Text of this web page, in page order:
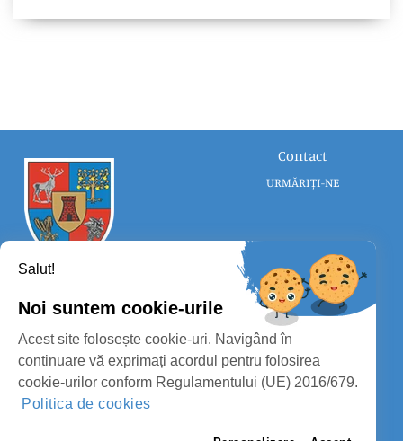
PROTECȚIA DATELOR PERSONALE
MASS-MEDIA
CONSILIUL JUDEȚEAN SATU MARE
Contact
URMĂRIȚI-NE
Salut!
Noi suntem cookie-urile
Acest site folosește cookie-uri. Navigând în
continuare vă exprimați acordul pentru folosirea
cookie-urilor conform Regulamentului (UE) 2016/679.
Politica de cookies